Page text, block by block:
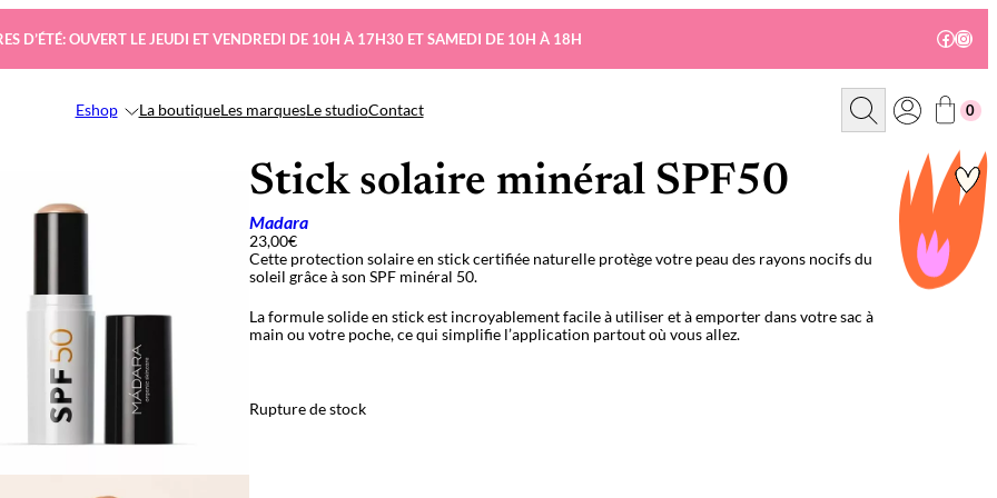
D’ÉTÉ: OUVERT LE JEUDI ET VENDREDI DE 10H À 17H30 ET SAMEDI DE 10H À 18H
Eshop La boutiqueLes marquesLe studioContact
R
c
0
Stick solaire minéral SPF50
Madara
23,00€
Cette protection solaire en stick certifiée naturelle protège votre peau des rayons nocifs du
soleil grâce à son SPF minéral 50.
La formule solide en stick est incroyablement facile à utiliser et à emporter dans votre sac à
main ou votre poche, ce qui simplifie l’application partout où vous allez.
Rupture de stock